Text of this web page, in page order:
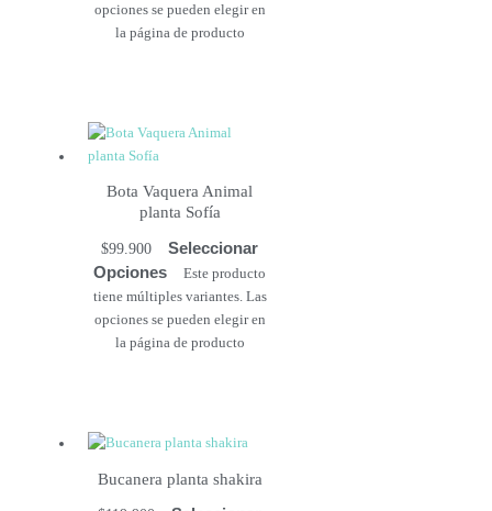
opciones se pueden elegir en
la página de producto
Bota Vaquera Animal
planta Sofía
$99.900
Seleccionar
Opciones
Este producto
tiene múltiples variantes. Las
opciones se pueden elegir en
la página de producto
Bucanera planta shakira